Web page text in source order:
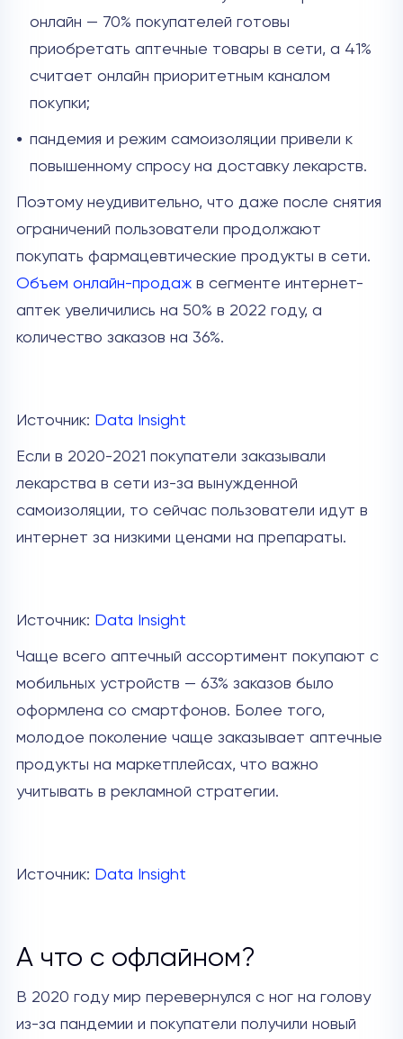
онлайн — 70% покупателей готовы
приобретать аптечные товары в сети, а 41%
считает онлайн приоритетным каналом
покупки;
пандемия и режим самоизоляции привели к
повышенному спросу на доставку лекарств.
Поэтому неудивительно, что даже после снятия
ограничений пользователи продолжают
покупать фармацевтические продукты в сети.
Объем онлайн-продажв сегменте интернет-
аптек увеличились на 50% в 2022 году, а
количество заказов на 36%.
Источник: Data Insight
Если в 2020-2021 покупатели заказывали
лекарства в сети из-за вынужденной
самоизоляции, то сейчас пользователи идут в
интернет за низкими ценами на препараты.
Источник: Data Insight
Чаще всего аптечный ассортимент покупают с
мобильных устройств — 63% заказов было
оформлена со смартфонов. Более того,
молодое поколение чаще заказывает аптечные
продукты на маркетплейсах, что важно
учитывать в рекламной стратегии.
Источник: Data Insight
А что с офлайном?
В 2020 году мир перевернулся с ног на голову
из-за пандемии и покупатели получили новый